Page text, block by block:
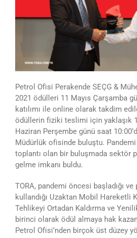
Petrol Ofisi Perakende SEÇG &
2021 ödülleri 11 Mayıs Çarşamba
katılımı ile online olarak takdim
ödüllerin fiziki teslimi için yaklaşık
Haziran Perşembe günü saat
Müdürlük ofisinde buluştu.
toplantı olan bir buluşmada sektör
gelme imkanı buldu.
TORA, pandemi öncesi başladığı
kullandığı Uzaktan Mobil Hareketli
Tehlikeyi Ortadan Kaldırma ve
birinci olarak ödül almaya hak
Petrol Ofisi’nden birçok üst düzey